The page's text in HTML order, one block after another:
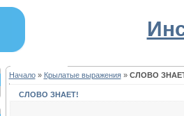
Начало» Крылатые выражения» СЛОВО
СЛОВО ЗНАЕТ!